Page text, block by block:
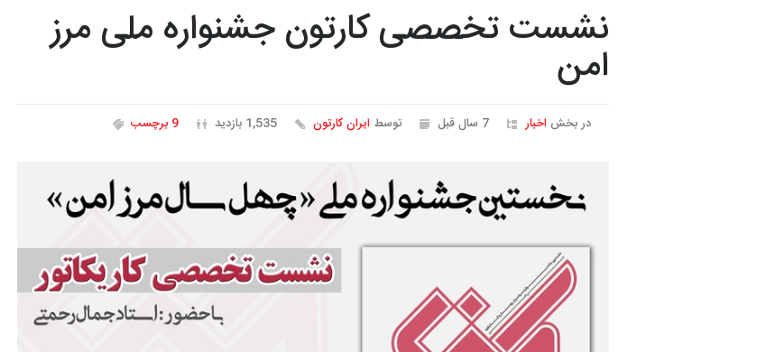
نشست تخصصی کارتون جشنواره ملی مرز
امن
در بخش اخبار 7 سال قبل توسط ایران کارتون 1,535 بازدید 9 برچسب